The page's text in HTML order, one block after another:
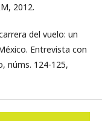
2012.
del vuelo: un
Entrevista con
núms. 124-125,